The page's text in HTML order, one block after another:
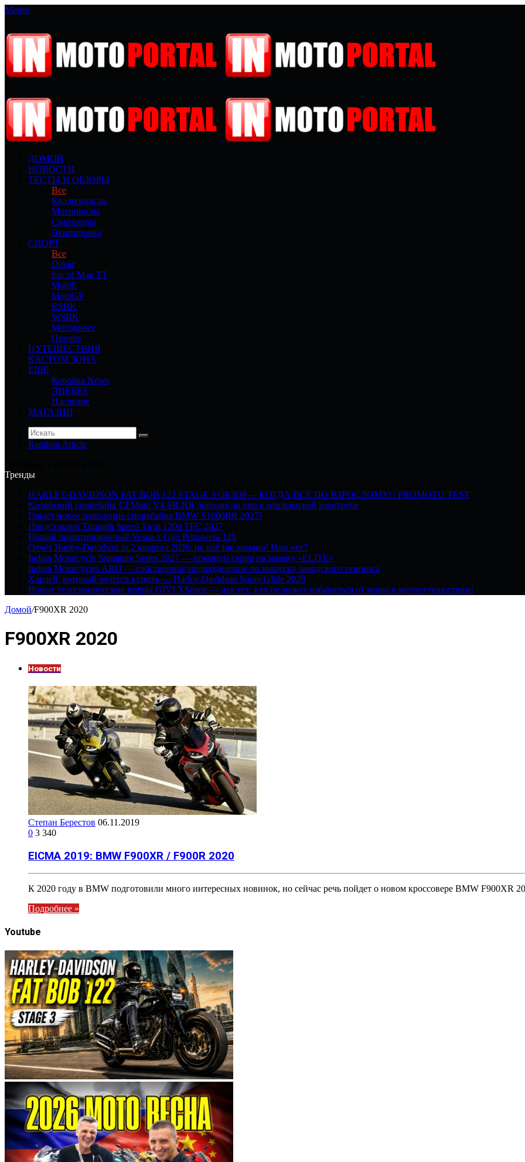
Меню
ДОМОЙ
НОВОСТИ
ТЕСТЫ И ОБЗОРЫ
Все
Квадроциклы
Мотоциклы
Снегоходы
Экипировка
СПОРТ
Все
Dakar
Isle of Man TT
MotoE
MotoGP
RSBK
WSBK
Мотокросс
Прочее
ПУТЕШЕСТВИЯ
КАСТОМ ЗОНА
ЕЩЕ
Коробка News
ЛИКБЕЗ
Наследие
МАГАЗИН
Random Article
Тренды
HARLEY-DAVIDSON FAT BOB 122 STAGE 3 ОБЗОР— КОГДА ВСЕ ПО ВЗРОСЛОМУ! | PROMOTO TEST
Китайский спортбайк CFMoto V4 SR-RR доводят до ума в итальянской аэротрубе
Грядет новое поколение спортбайка BMW S1000RR 2027!
Представлен Triumph Speed Twin 1200 TFC 2027
Новый лимитированный Vespa x Gigi Primavera 125
Отчёт Harley-Davidson за 2 квартал 2026: не всё так мрачно! Или нет?
Indian Motorcycle Signature Series 2027 — премиум серия на замену «ELITE»
Indian Motorcycles ARO — собственное подразделение по выпуску заводского тюнинга
Харлей, который хочется купить — Harley-Davidson Super Glide 2026
Новые телескопические кофры GIVI XSpace — для тех, кто не может избавиться от жены в мотопутешествии!
Домой/F900XR 2020
F900XR 2020
Новости
Степан Берестов 06.11.2019
0 3 340
EICMA 2019: BMW F900XR / F900R 2020
К 2020 году в BMW подготовили много интересных новинок, но сейчас речь пойдет о новом кроссовере BMW F900XR
Подробнее »
Youtube